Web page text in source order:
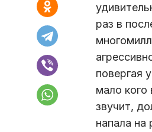
раз в
повергая
мало кого
звучит,
напала на